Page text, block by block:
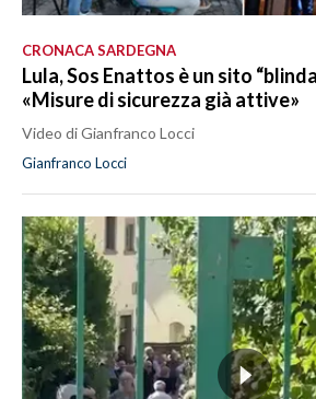
CRONACA SARDEGNA
Lula, Sos Enattos è un sito
«Misure di sicurezza già attive»
Video di Gianfranco Locci
Gianfranco Locci